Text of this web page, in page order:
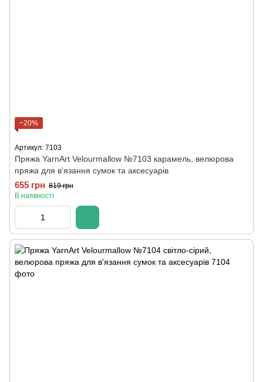
−20%
Артикул: 7103
Пряжа YarnArt Velourmallow №7103 карамель, велюрова
пряжа для в'язання сумок та аксесуарів
655 грн 819 грн
В наявності